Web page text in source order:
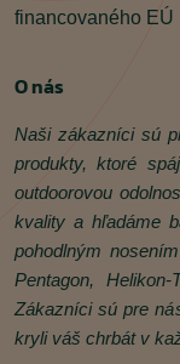
financovaného EÚ
O nás
Naši zákazníci sú
produkty, ktoré
outdoorovou
kvality a hľadáme
pohodlným
Pentagon,
Zákazníci sú pre
kryli váš chrbát v